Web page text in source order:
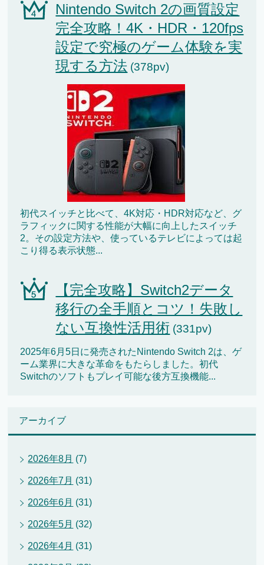
Nintendo Switch 2の画質設定
完全攻略！4K・HDR・120fps
設定で究極のゲーム体験を実
現する方法 (378pv)
初代スイッチと比べて、4K対応・HDR対応など、グ
ラフィックに関する性能が大幅に向上したスイッチ
2。その設定方法や、使っているテレビによっては起
こり得る表示状態...
【完全攻略】Switch2データ
移行の全手順とコツ！失敗し
ない互換性活用術 (331pv)
2025年6月5日に発売されたNintendo Switch 2は、ゲ
ーム業界に大きな革命をもたらしました。初代
Switchのソフトもプレイ可能な後方互換機能...
アーカイブ
2026年8月 (7)
2026年7月 (31)
2026年6月 (31)
2026年5月 (32)
2026年4月 (31)